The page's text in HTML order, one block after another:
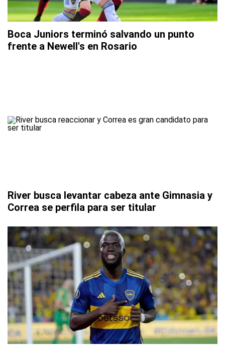
Boca Juniors terminó salvando un punto
frente a Newell's en Rosario
River busca levantar cabeza ante Gimnasia y
Correa se perfila para ser titular